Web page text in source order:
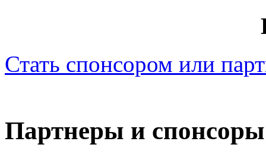
Стать спонсором или
Партнеры и спонсоры